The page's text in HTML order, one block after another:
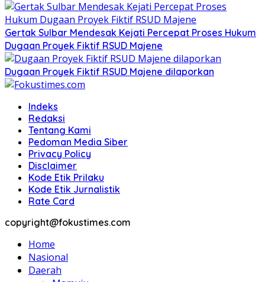
Gertak Sulbar Mendesak Kejati Percepat Proses Hukum
Dugaan Proyek Fiktif RSUD Majene
Dugaan Proyek Fiktif RSUD Majene dilaporkan
Indeks
Redaksi
Tentang Kami
Pedoman Media Siber
Privacy Policy
Disclaimer
Kode Etik Prilaku
Kode Etik Jurnalistik
Rate Card
copyright@fokustimes.com
Home
Nasional
Daerah